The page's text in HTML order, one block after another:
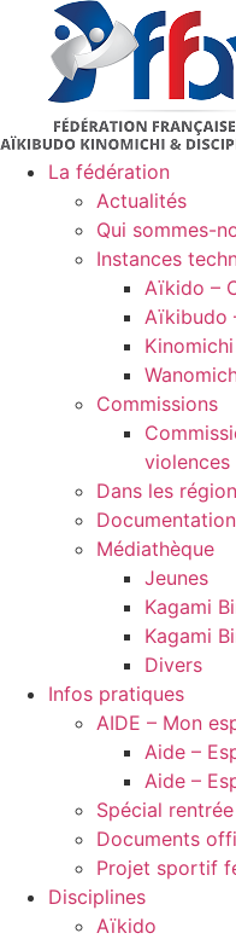
contenu
La fédération
Actualités
Qui sommes-
Instances
Aïkido –
Aïkibudo
Commissions
violences
Dans les
Documentation
Médiathèque
Jeunes
Kagami
Kagami
Divers
Infos pratiques
AIDE – Mon
Aide –
Aide –
Spécial rentrée
Documents
Projet sportif
Disciplines
Aïkido